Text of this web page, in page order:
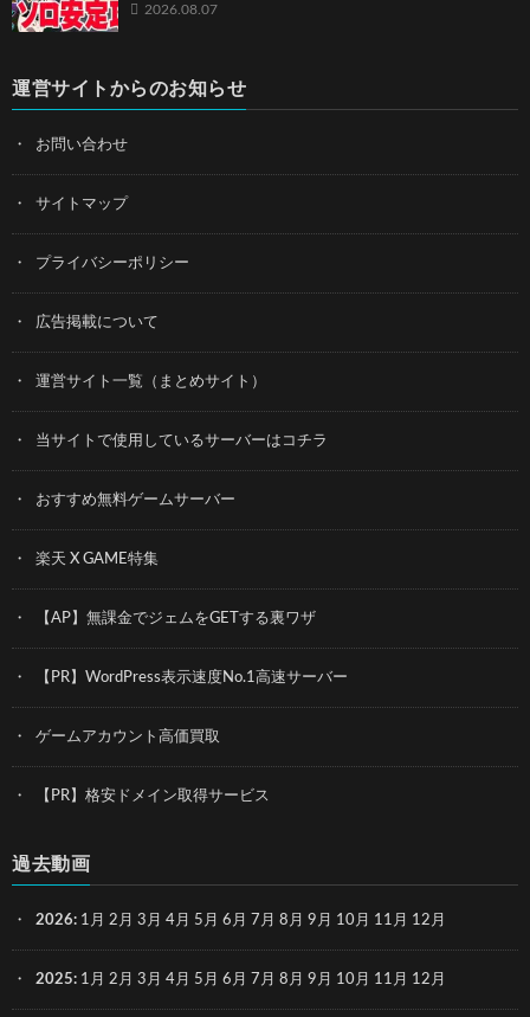
2026.08.07
運営サイトからのお知らせ
お問い合わせ
サイトマップ
プライバシーポリシー
広告掲載について
運営サイト一覧（まとめサイト）
当サイトで使用しているサーバーはコチラ
おすすめ無料ゲームサーバー
楽天 X GAME特集
【AP】無課金でジェムをGETする裏ワザ
【PR】WordPress表示速度No.1高速サーバー
ゲームアカウント高価買取
【PR】格安ドメイン取得サービス
過去動画
2026: 1月 2月 3月 4月 5月 6月 7月 8月 9月 10月 11月 12月
2025: 1月 2月 3月 4月 5月 6月 7月 8月 9月 10月 11月 12月